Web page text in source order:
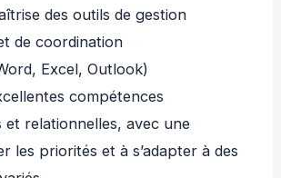
des outils de gestion
de coordination
Excel, Outlook)
compétences
et relationnelles, avec une
les priorités et à s’adapter à des